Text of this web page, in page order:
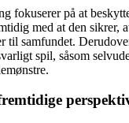
fokuserer på at
med at den sikrer,
til samfundet.
spil, såsom